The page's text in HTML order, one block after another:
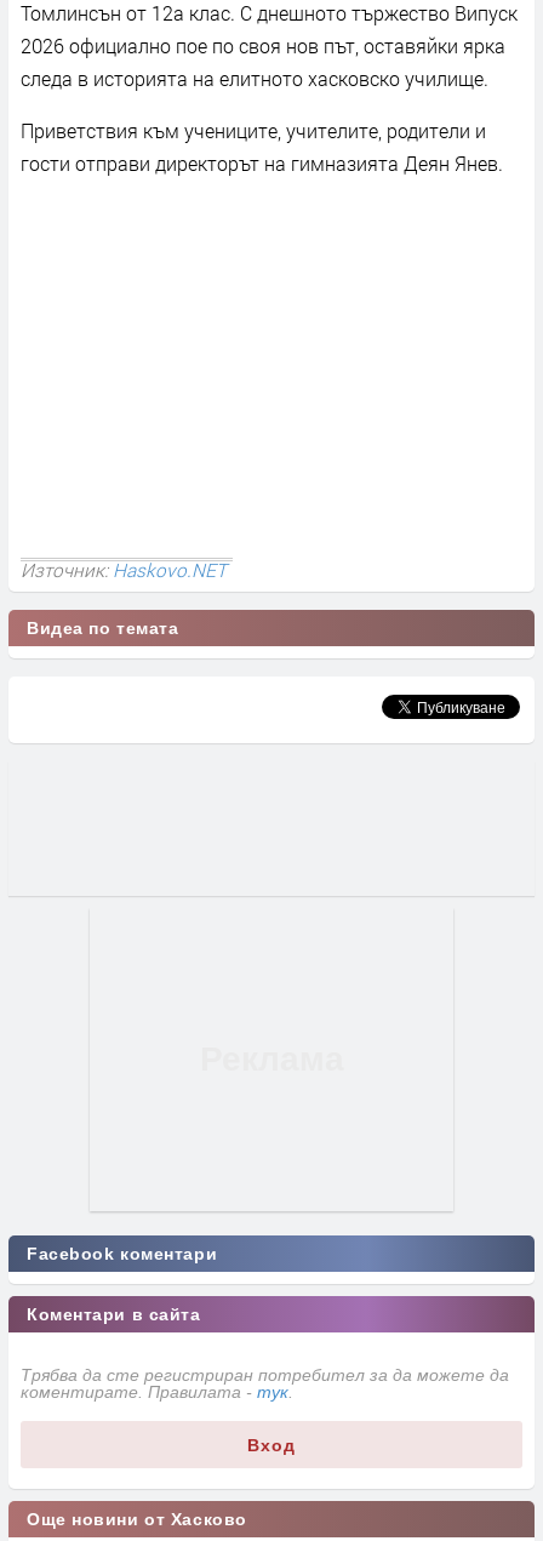
Томлинсън от 12а клас. С днешното тържество Випуск
2026 официално пое по своя нов път, оставяйки ярка
следа в историята на елитното хасковско училище.
Приветствия към учениците, учителите, родители и
гости отправи директорът на гимназията Деян Янев.
Източник:Haskovo.NET
Видеа по темата
Facebook коментари
Коментари в сайта
Трябва да сте регистриран потребител за да можете да
коментирате. Правилата - тук
Вход
Още новини от Хасково